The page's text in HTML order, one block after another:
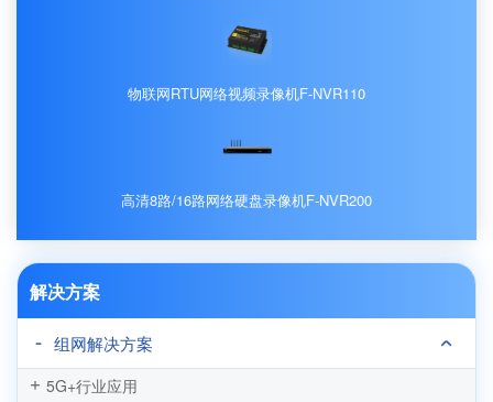
物联网RTU网络视频录像机F-NVR110
高清8路/16路网络硬盘录像机F-NVR200
解决方案
组网解决方案
5G+行业应用